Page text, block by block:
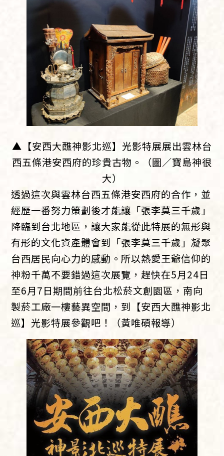
▲【安西大醮神影北巡】光影特展展出雲林台
西五條港安西府的珍貴古物。（圖／寶島神很
大）
透過這次與雲林台西五條港安西府的合作，並
經歷一番努力策劃後才能讓「張李莫三千歲」
降臨到台北地區，讓大家能從此特展的無形與
有形的文化資產體會到「張李莫三千歲」凝聚
台西居民向心力的感動。所以熱愛王爺信仰的
神粉千萬不要錯過這次展覽，趕快在5月24日
至6月7日期間前往台北松菸文創園區，南向
製菸工廠一樓藝異空間，到【安西大醮神影北
巡】光影特展參觀吧！（黃唯碩報導）